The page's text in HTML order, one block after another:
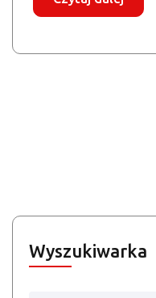
Wyszukiwarka